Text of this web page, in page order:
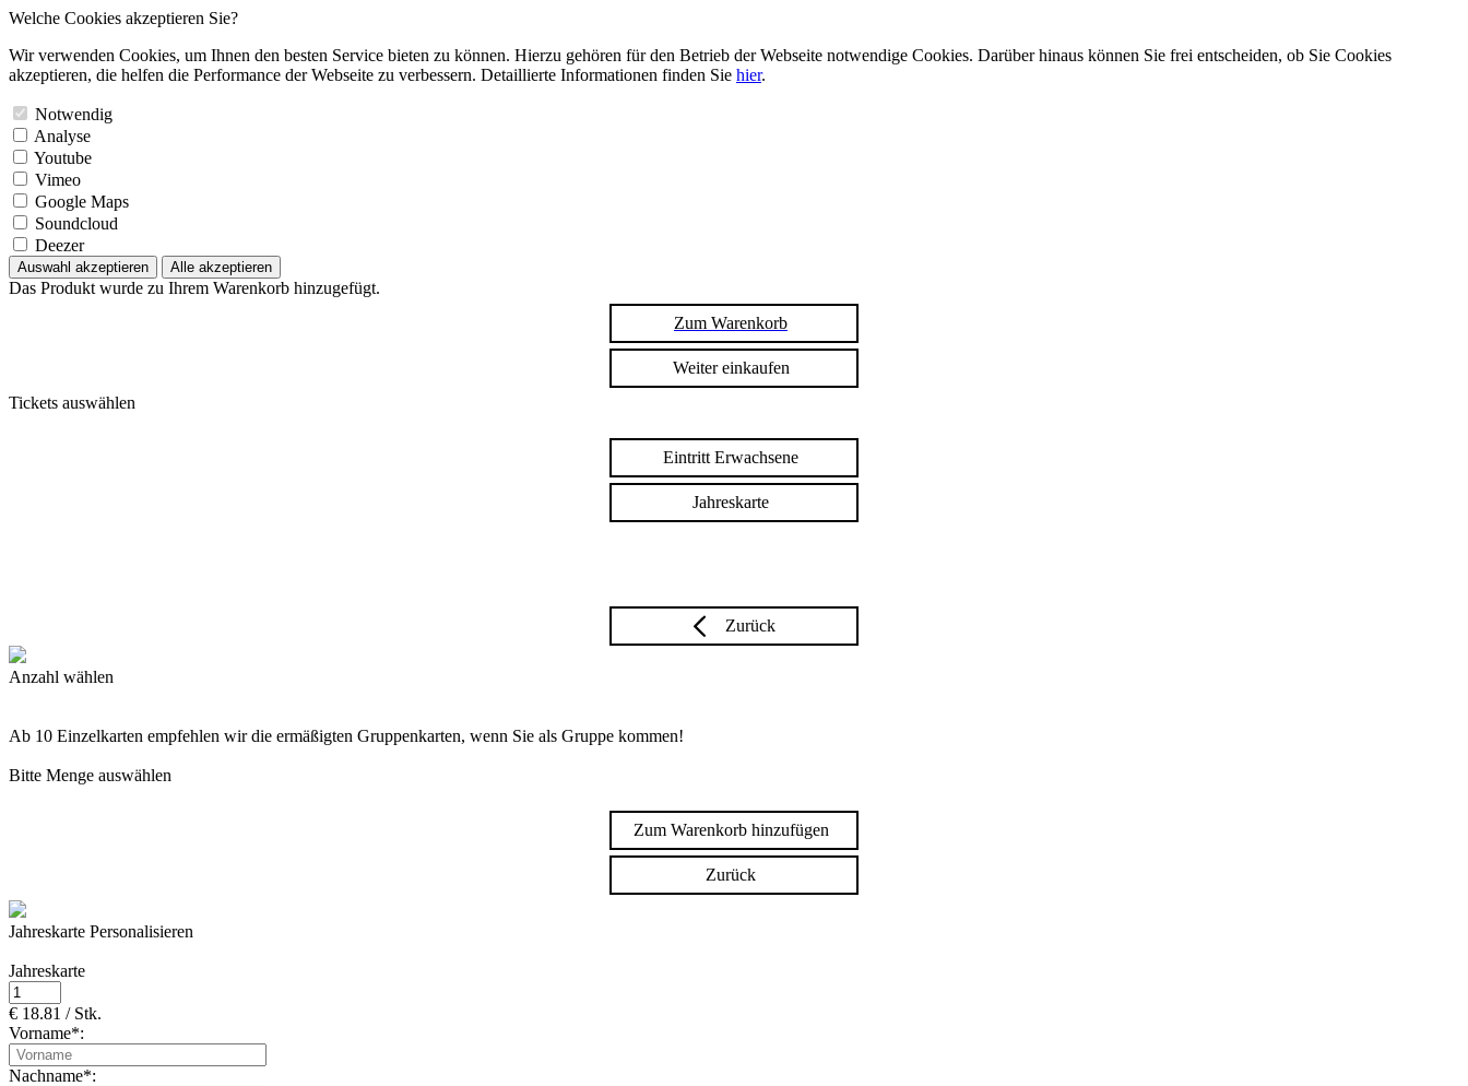
Welche Cookies akzeptieren Sie?
Wir verwenden Cookies, um Ihnen den besten Service bieten zu können. Hierzu gehören für den Betrieb der Webseite notwendige Cookies. Darüber hinaus können Sie frei entscheiden, ob Sie Cookies
akzeptieren, die helfen die Performance der Webseite zu verbessern. Detaillierte Informationen finden Sie hier.
Notwendig
Analyse
Youtube
Vimeo
Google Maps
Soundcloud
Deezer
Auswahl akzeptieren Alle akzeptieren
Das Produkt wurde zu Ihrem Warenkorb hinzugefügt.
Zum Warenkorb
Weiter einkaufen
Tickets auswählen
Eintritt Erwachsene
Jahreskarte
Zurück
Anzahl wählen
Ab 10 Einzelkarten empfehlen wir die ermäßigten Gruppenkarten, wenn Sie als Gruppe kommen!
Bitte Menge auswählen
Zum Warenkorb hinzufügen
Zurück
Jahreskarte Personalisieren
Jahreskarte
€ 18.81 / Stk.
Vorname*:
Nachname*: